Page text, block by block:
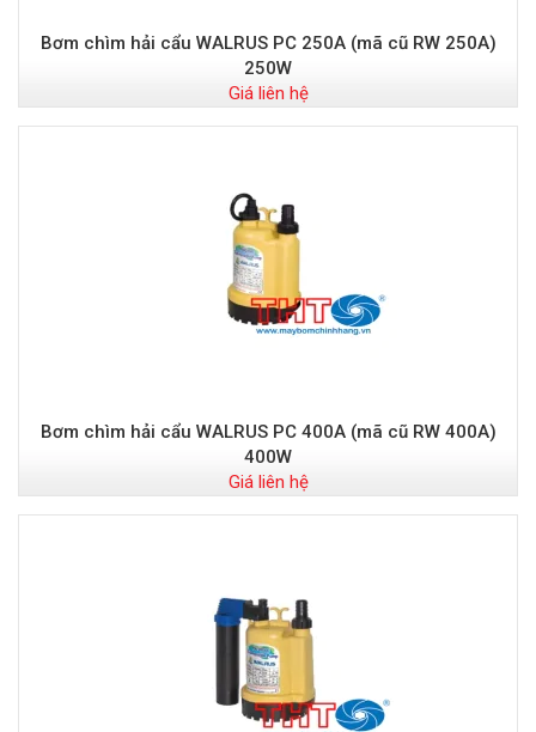
Bơm chìm hải cẩu WALRUS PC 250A (mã cũ RW 250A)
250W
Giá liên hệ
Bơm chìm hải cẩu WALRUS PC 400A (mã cũ RW 400A)
400W
Giá liên hệ